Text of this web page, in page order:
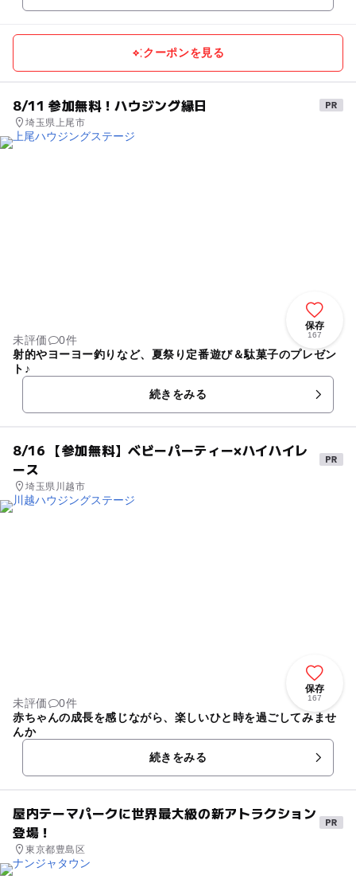
クーポンを見る
8/11 参加無料！ハウジング縁日
埼玉県上尾市
保存
167
未評価
0件
射的やヨーヨー釣りなど、夏祭り定番遊び＆駄菓子のプレゼン
ト♪
続きをみる
8/16 【参加無料】ベビーパーティー×ハイハイレ
ース
埼玉県川越市
保存
167
未評価
0件
赤ちゃんの成長を感じながら、楽しいひと時を過ごしてみませ
んか
続きをみる
屋内テーマパークに世界最大級の新アトラクション
登場！
東京都豊島区